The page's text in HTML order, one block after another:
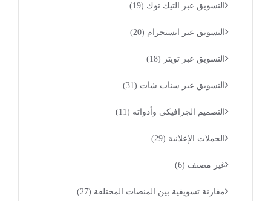
التسويق عبر التيك توك (19)
التسويق عبر انستجرام (20)
التسويق عبر تويتر (18)
التسويق عبر سناب شات (31)
التصميم الجرافيكى وأدواته (11)
الحملات الإعلانية (29)
غير مصنف (6)
مقارنة تسويقية بين المنصات المختلفة (27)